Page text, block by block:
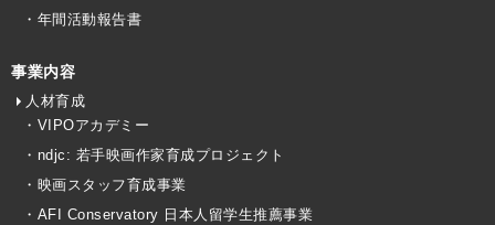
・年間活動報告書
事業内容
人材育成
・VIPOアカデミー
・ndjc: 若手映画作家育成プロジェクト
・映画スタッフ育成事業
・AFI Conservatory 日本人留学生推薦事業